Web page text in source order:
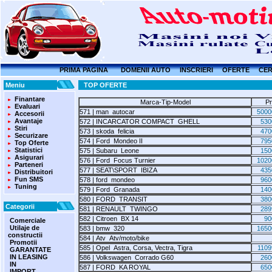
PRIMA PAGINA DOMENII AUTO INSCRIERI OFERTE
Meniu
Finantare
Evaluari
Accesorii
Avantaje
Stiri
Securizare
Top Oferte
Statistici
Asigurari
Parteneri
Distribuitori
Fun SMS
Tuning
Categorii
Comerciale
Utilaje de
constructii
Promotii
GARANTATE
IN LEASING
IN
TOP OFERTE
Marca-Tip-Model
571 | man autocar
572 | INCARCATOR COMPACT GHELL
573 | skoda felicia
574 | Ford Mondeo II
575 | Subaru Leone
576 | Ford Focus Turnier
577 | SEAT\SPORT IBIZA
578 | ford mondeo
579 | Ford Granada
580 | FORD TRANSIT
581 | RENAULT TWINGO
582 | Citroen BX 14
583 | bmw 320
584 | Atv Atv/moto/bike
585 | Opel Astra, Corsa, Vectra, Tigra
586 | Volkswagen Corrado G60
587 | FORD KA ROYAL